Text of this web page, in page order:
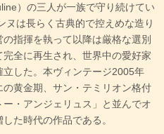
）の三人が一族で守り続けてい
ヌは長らく古典的で控えめな造り
指揮を執って以降は厳格な選別
全に再生され、世界中の愛好家
した。本ヴィンテージ2005年
黄金期、サン・テミリオン格付
・アンジェリュス」と並んでオ
た時代の作品である。